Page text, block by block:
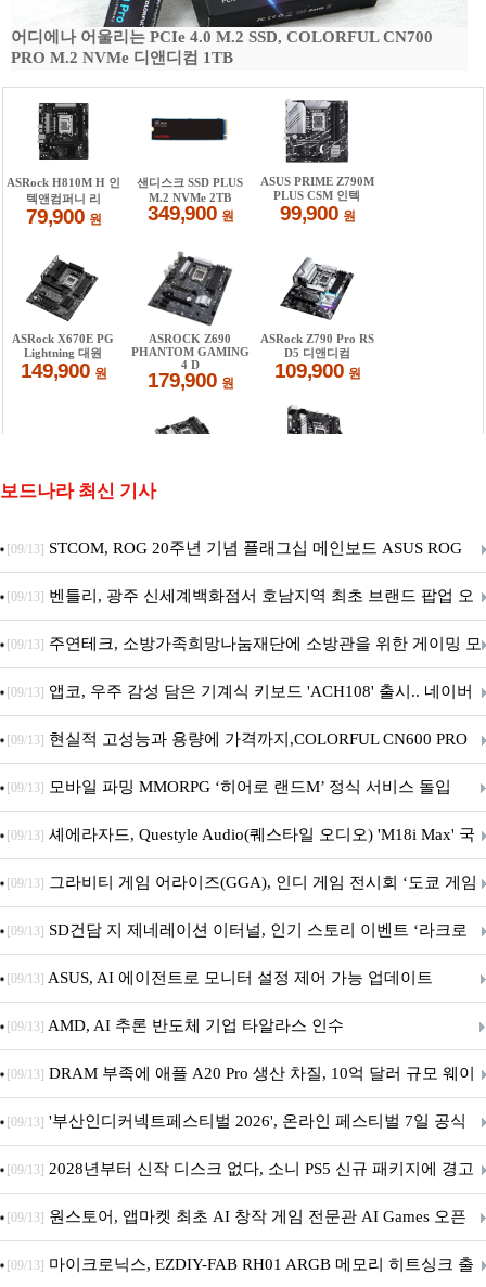
어디에나 어울리는 PCIe 4.0 M.2 SSD, COLORFUL CN700
PRO M.2 NVMe 디앤디컴 1TB
보드나라 최신 기사
[09/13] STCOM, ROG 20주년 기념 플래그십 메인보드 ASUS ROG
Crosshair X870E EDITION 20 국내 출시 예정
[09/13] 벤틀리, 광주 신세계백화점서 호남지역 최초 브랜드 팝업 오
픈
[09/13] 주연테크, 소방가족희망나눔재단에 소방관을 위한 게이밍 모
니터·스마트 펫 침대 기부
[09/13] 앱코, 우주 감성 담은 기계식 키보드 'ACH108' 출시.. 네이버
브랜드데이 기획전 진행
[09/13] 현실적 고성능과 용량에 가격까지,COLORFUL CN600 PRO
M.2 NVMe 디앤디컴 1TB
[09/13] 모바일 파밍 MMORPG ‘히어로 랜드M’ 정식 서비스 돌입
[09/13] 셰에라자드, Questyle Audio(퀘스타일 오디오) 'M18i Max' 국
내 정식 출시
[09/13] 그라비티 게임 어라이즈(GGA), 인디 게임 전시회 ‘도쿄 게임
던전 13’ 참가!
[09/13] SD건담 지 제네레이션 이터널, 인기 스토리 이벤트 ‘라크로
아의 용사’ 재개최 및 풍성한 기념 이벤트 실시!
[09/13] ASUS, AI 에이전트로 모니터 설정 제어 가능 업데이트
[09/13] AMD, AI 추론 반도체 기업 타알라스 인수
[09/13] DRAM 부족에 애플 A20 Pro 생산 차질, 10억 달러 규모 웨이
퍼 대기
[09/13] '부산인디커넥트페스티벌 2026', 온라인 페스티벌 7일 공식
개막... 22일간 진행
[09/13] 2028년부터 신작 디스크 없다, 소니 PS5 신규 패키지에 경고
문 추가
[09/13] 원스토어, 앱마켓 최초 AI 창작 게임 전문관 AI Games 오픈
[09/13] 마이크로닉스, EZDIY-FAB RH01 ARGB 메모리 히트싱크 출